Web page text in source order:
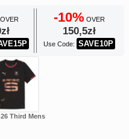
OVER -10% OVER
150,5zł
Use Code: SAVE10P
26 Third Mens